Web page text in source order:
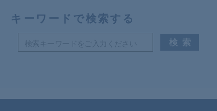
キーワードで検索する